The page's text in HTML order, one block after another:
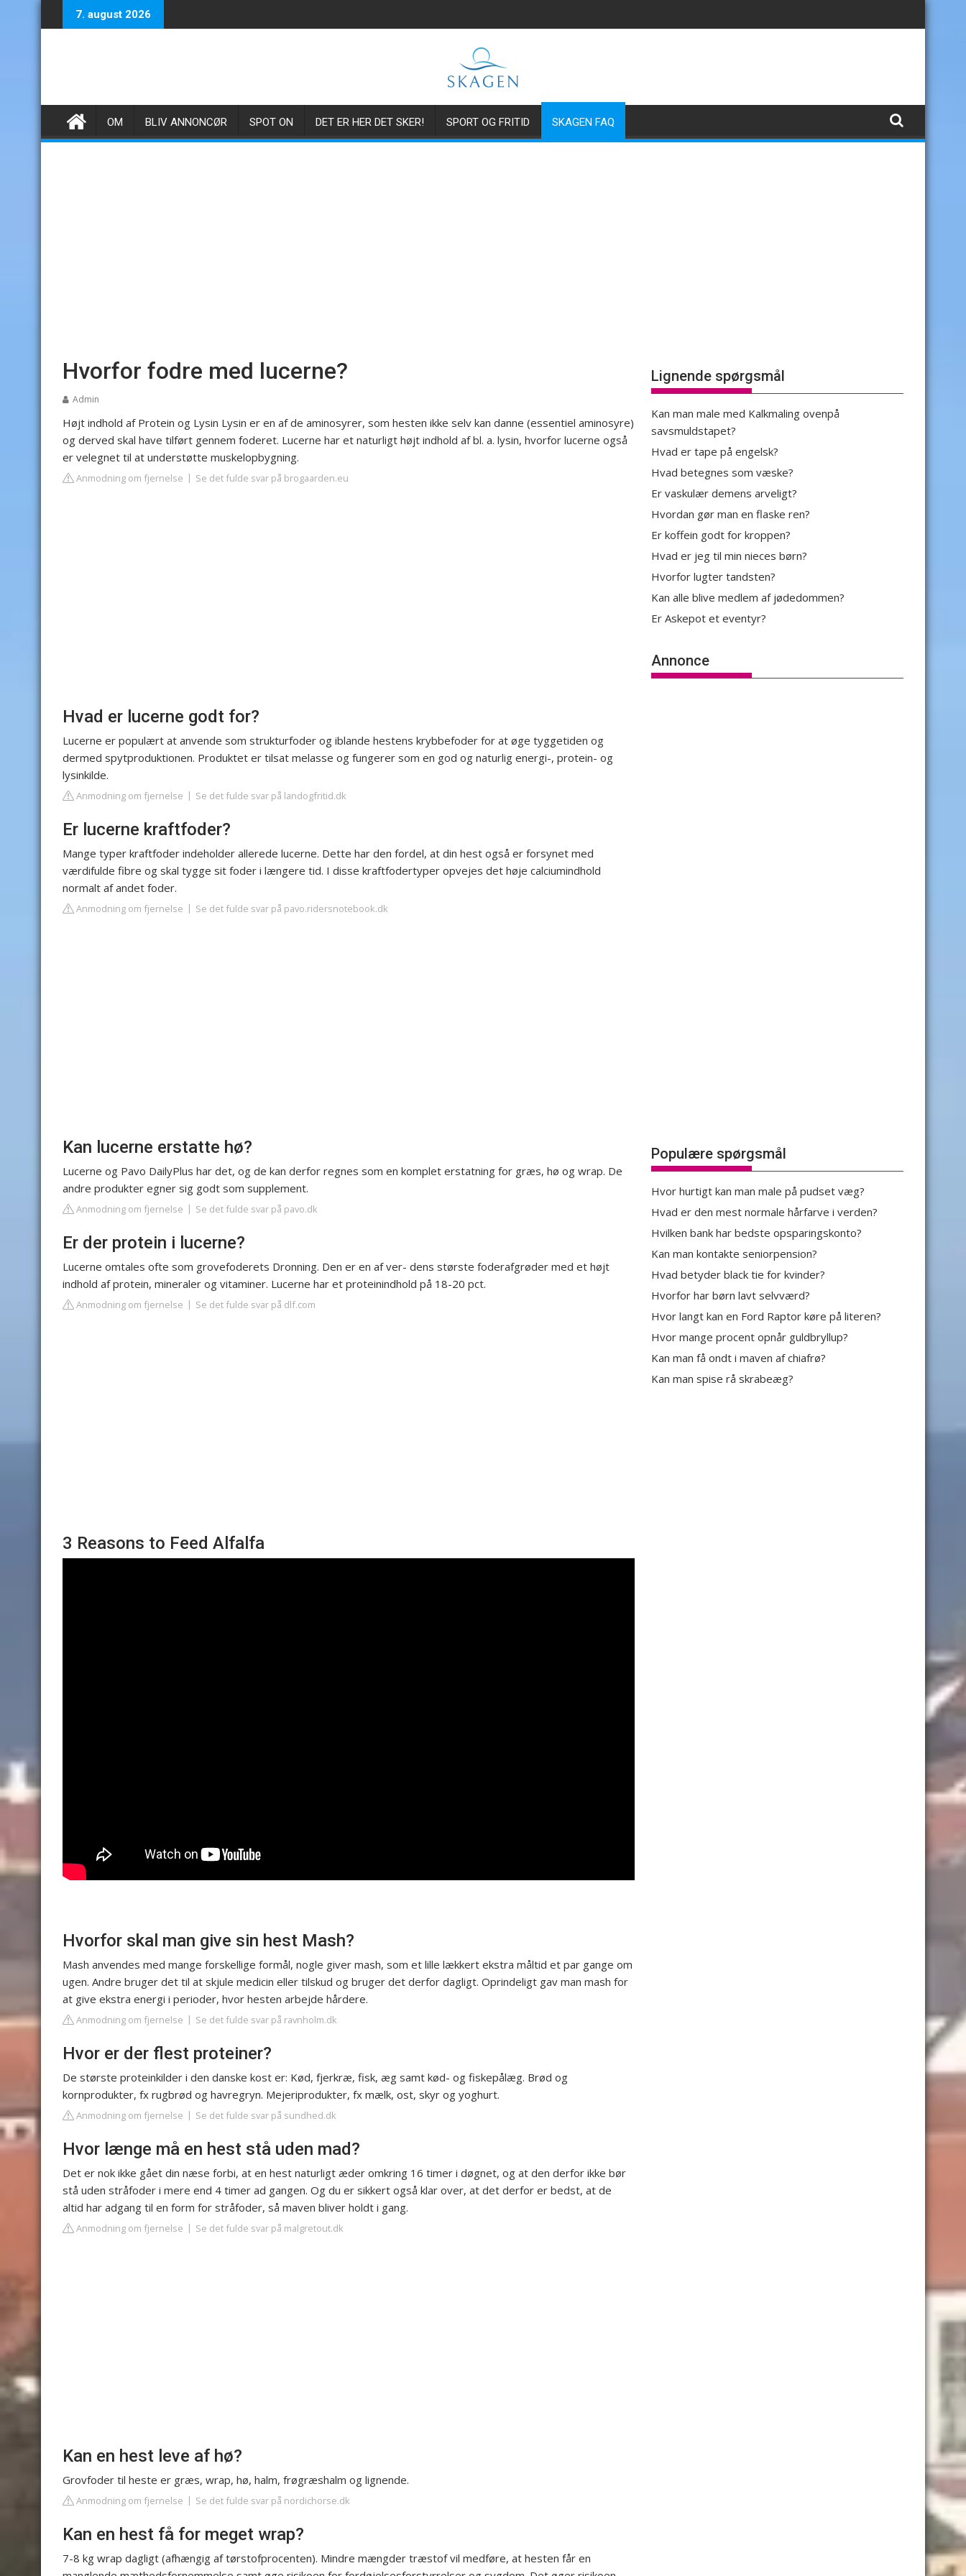
to
7. august 2026
OM BLIV ANNONCØR SPOT ON DET ER HER DET SKER! SPORT OG FRITID SKAGEN FAQ
Hvorfor fodre med lucerne?
Admin
Højt indhold af Protein og Lysin Lysin er en af de aminosyrer, som hesten ikke selv kan danne (essentiel aminosyre)
og derved skal have tilført gennem foderet. Lucerne har et naturligt højt indhold af bl. a. lysin, hvorfor lucerne også
er velegnet til at understøtte muskelopbygning.
Anmodning om fjernelse Se det fulde svar på brogaarden.eu
Hvad er lucerne godt for?
Lucerne er populært at anvende som strukturfoder og iblande hestens krybbefoder for at øge tyggetiden og
dermed spytproduktionen. Produktet er tilsat melasse og fungerer som en god og naturlig energi-, protein- og
lysinkilde.
Anmodning om fjernelse Se det fulde svar på landogfritid.dk
Er lucerne kraftfoder?
Mange typer kraftfoder indeholder allerede lucerne. Dette har den fordel, at din hest også er forsynet med
værdifulde fibre og skal tygge sit foder i længere tid. I disse kraftfodertyper opvejes det høje calciumindhold
normalt af andet foder.
Anmodning om fjernelse Se det fulde svar på pavo.ridersnotebook.dk
Kan lucerne erstatte hø?
Lucerne og Pavo DailyPlus har det, og de kan derfor regnes som en komplet erstatning for græs, hø og wrap. De
andre produkter egner sig godt som supplement.
Anmodning om fjernelse Se det fulde svar på pavo.dk
Er der protein i lucerne?
Lucerne omtales ofte som grovefoderets Dronning. Den er en af ver- dens største foderafgrøder med et højt
indhold af protein, mineraler og vitaminer. Lucerne har et proteinindhold på 18-20 pct.
Anmodning om fjernelse Se det fulde svar på dlf.com
3 Reasons to Feed Alfalfa
Hvorfor skal man give sin hest Mash?
Mash anvendes med mange forskellige formål, nogle giver mash, som et lille lækkert ekstra måltid et par gange om
ugen. Andre bruger det til at skjule medicin eller tilskud og bruger det derfor dagligt. Oprindeligt gav man mash for
at give ekstra energi i perioder, hvor hesten arbejde hårdere.
Anmodning om fjernelse Se det fulde svar på ravnholm.dk
Hvor er der flest proteiner?
De største proteinkilder i den danske kost er: Kød, fjerkræ, fisk, æg samt kød- og fiskepålæg. Brød og
kornprodukter, fx rugbrød og havregryn. Mejeriprodukter, fx mælk, ost, skyr og yoghurt.
Anmodning om fjernelse Se det fulde svar på sundhed.dk
Hvor længe må en hest stå uden mad?
Det er nok ikke gået din næse forbi, at en hest naturligt æder omkring 16 timer i døgnet, og at den derfor ikke bør
stå uden stråfoder i mere end 4 timer ad gangen. Og du er sikkert også klar over, at det derfor er bedst, at de
altid har adgang til en form for stråfoder, så maven bliver holdt i gang.
Anmodning om fjernelse Se det fulde svar på malgretout.dk
Kan en hest leve af hø?
Grovfoder til heste er græs, wrap, hø, halm, frøgræshalm og lignende.
Anmodning om fjernelse Se det fulde svar på nordichorse.dk
Kan en hest få for meget wrap?
7-8 kg wrap dagligt (afhængig af tørstofprocenten). Mindre mængder træstof vil medføre, at hesten får en
Lignende spørgsmål
Kan man male med Kalkmaling ovenpå
savsmuldstapet?
Hvad er tape på engelsk?
Hvad betegnes som væske?
Er vaskulær demens arveligt?
Hvordan gør man en flaske ren?
Er koffein godt for kroppen?
Hvad er jeg til min nieces børn?
Hvorfor lugter tandsten?
Kan alle blive medlem af jødedommen?
Er Askepot et eventyr?
Annonce
Populære spørgsmål
Hvor hurtigt kan man male på pudset væg?
Hvad er den mest normale hårfarve i verden?
Hvilken bank har bedste opsparingskonto?
Kan man kontakte seniorpension?
Hvad betyder black tie for kvinder?
Hvorfor har børn lavt selvværd?
Hvor langt kan en Ford Raptor køre på literen?
Hvor mange procent opnår guldbryllup?
Kan man få ondt i maven af chiafrø?
Kan man spise rå skrabeæg?